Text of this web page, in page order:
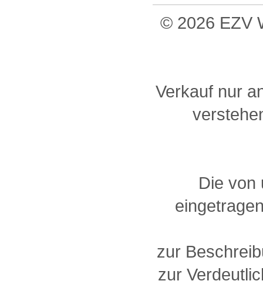
© 2026 EZV
Verkauf nur
Die von
zur
zur